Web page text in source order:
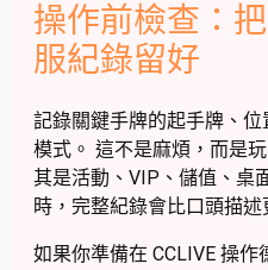
操作前檢查：
服紀錄留好
記錄關鍵手牌的起手牌、
模式。 這不是麻煩，而是
其是活動、VIP、儲值、桌
時，完整紀錄會比口頭描述
如果你準備在 CCLIVE 操